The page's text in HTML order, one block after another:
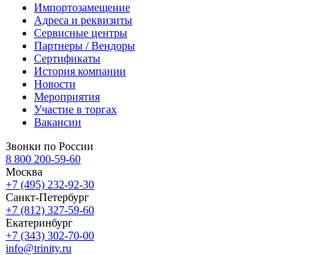
Импортозамещение
Адреса и реквизиты
Сервисные центры
Партнеры / Вендоры
Сертификаты
История компании
Новости
Мероприятия
Участие в торгах
Вакансии
Звонки по России
8 800 200-59-60
Москва
+7 (495) 232-92-30
Санкт-Петербург
+7 (812) 327-59-60
Екатеринбург
+7 (343) 302-70-00
info@trinity.ru